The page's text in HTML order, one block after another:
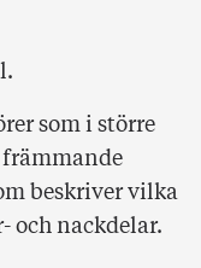
som i större
beskriver vilka
och nackdelar.